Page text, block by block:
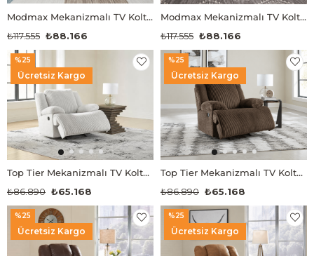
Modmax Mekanizmalı TV Koltuğu
₺88.166
₺117.555
Modmax Mekanizmalı TV Koltuğu
₺88.166
₺117.555
Top Tier Mekanizmalı TV Koltuğu
₺65.168
₺86.890
Ücretsiz Kargo
%25
Top Tier Mekanizmalı TV Koltuğu
₺65.168
₺86.890
Ücretsiz Kargo
%25
Ücretsiz Kargo
%25
Ücretsiz Kargo
%25